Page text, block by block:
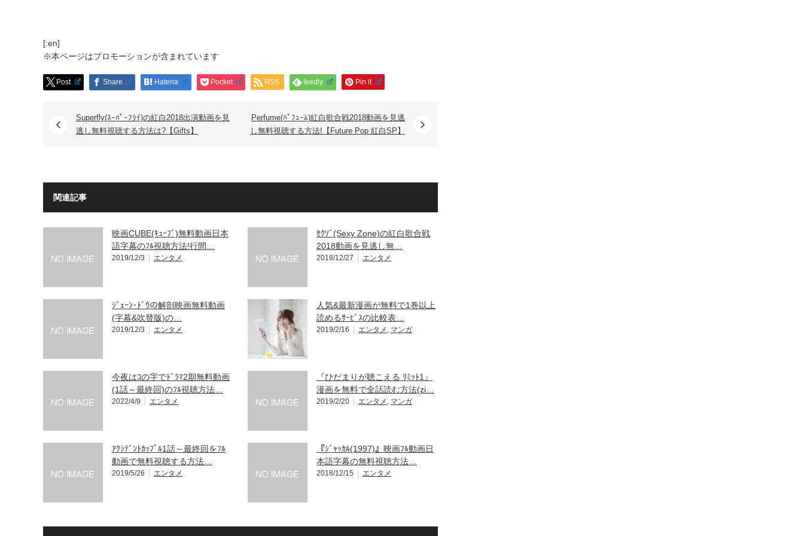
[:en]
※本ページはプロモーションが含まれています
Post Share Hatena Pocket RSS feedly Pin it
Superfly(ｽｰﾊﾟｰﾌﾗｲ)の紅白2018出演動画を見
逃し無料視聴する方法は?【Gifts】
Perfume(ﾊﾟﾌｭｰﾑ)紅白歌合戦2018動画を見逃
し無料視聴する方法!【Future Pop 紅白SP】
関連記事
映画CUBE(ｷｭｰﾌﾞ)無料動画日本
語字幕のﾌﾙ視聴方法!行間…
2019/12/3 エンタメ
ｾｸｿﾞ(Sexy Zone)の紅白歌合戦
2018動画を見逃し無…
2018/12/27 エンタメ
ｼﾞｪｰﾝ･ﾄﾞｳの解剖映画無料動画
(字幕&吹替版)の…
2019/12/3 エンタメ
人気&最新漫画が無料で1巻以上
読めるｻｰﾋﾞｽの比較表…
2019/2/16 エンタメ , マンガ
今夜はｺの字でﾄﾞﾗﾏ2期無料動画
(1話～最終回)のﾌﾙ視聴方法…
2022/4/9 エンタメ
『ひだまりが聴こえる ﾘﾐｯﾄ1』
漫画を無料で全話読む方法(zi…
2019/2/20 エンタメ , マンガ
ｱｸｼﾃﾞﾝﾄｶｯﾌﾟﾙ1話～最終回をﾌﾙ
動画で無料視聴する方法…
2019/5/26 エンタメ
『ｼﾞｬｯｶﾙ(1997)』映画ﾌﾙ動画日
本語字幕の無料視聴方法…
2018/12/15 エンタメ